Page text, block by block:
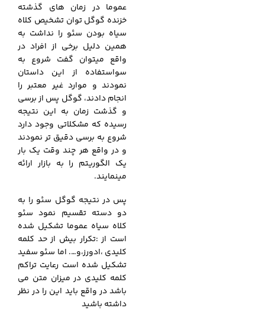
عموما در زمان های گذشته
خزنده گوگل توان تشخیص کلاه
سیاه بودن سئو را نداشت به
همین دلیل برخی از افراد در
واقع میتوان گفت شروع به
سواستفاده از این داستان
نمودند و موارد غیر معتبر را
انجام دادند، گوگل پس از برسی
و گذشت زمان به این نتیجه
رسیده که مشکلاتی وجود دارد
شروع به برسی دقیق تر نمودند
و در واقع هر چند وقت یک بار
یک الگوریتم را به بازار ارائه
مینمایند.
پس در نتیجه گوگل سئو را به
دو دسته تقسیم نمود سئو
کلاه سیاه عموما تشکیل شده
است از :تکرار بیش از حد کلمه
کلیدی ،ادورز،و…. اما سئو سفید
تشکیل شده است رعایت تراکم
کلمه کلیدی در میزان متن می
باشد در واقع باید این را در نظر
داشته باشید